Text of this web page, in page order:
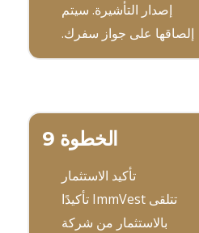
إصدار التأشيرة. سيتم
إلصاقها على جواز سفرك.
الخطوة 9
تأكيد الاستثمار
تتلقى ImmVest تأكيدًا
بالاستثمار من شركة